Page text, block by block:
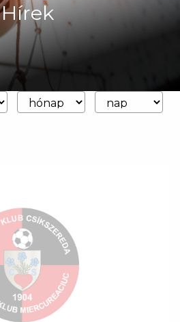
Hírek